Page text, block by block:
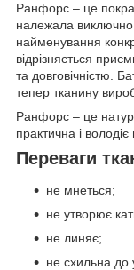
Ранфорс – це
належала
найменування
відрізняється
та довговічністю.
тепер тканину
Ранфорс – це
практична і
Переваги
не мнеться;
не утворює
не линяє;
не схильна до